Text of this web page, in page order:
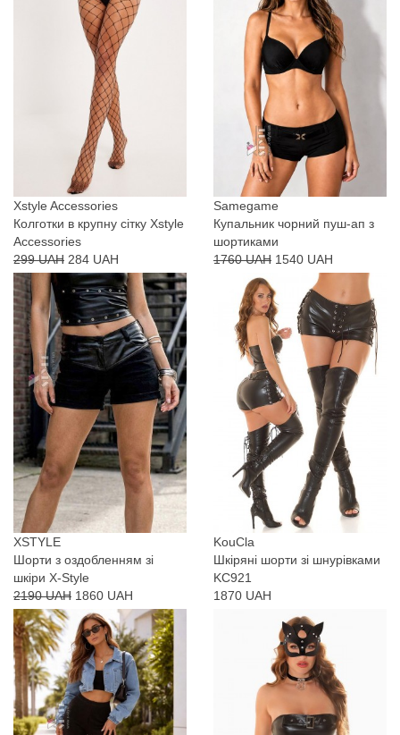
Xstyle Accessories
Колготки в крупну сітку Xstyle
Accessories
299 UAH 284 UAH
Samegame
Купальник чорний пуш-ап з
шортиками
1760 UAH 1540 UAH
XSTYLE
Шорти з оздобленням зі
шкіри X-Style
2190 UAH 1860 UAH
KouCla
Шкіряні шорти зі шнурівками
KC921
1870 UAH